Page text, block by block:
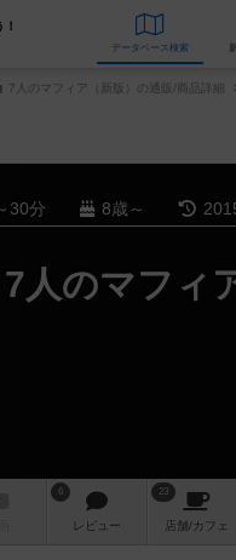
データベース
7人のマフィア（新版）の通販/商品詳細
30分 8歳～
人のマフィ
6
レビュー
23
店舗/カフェ